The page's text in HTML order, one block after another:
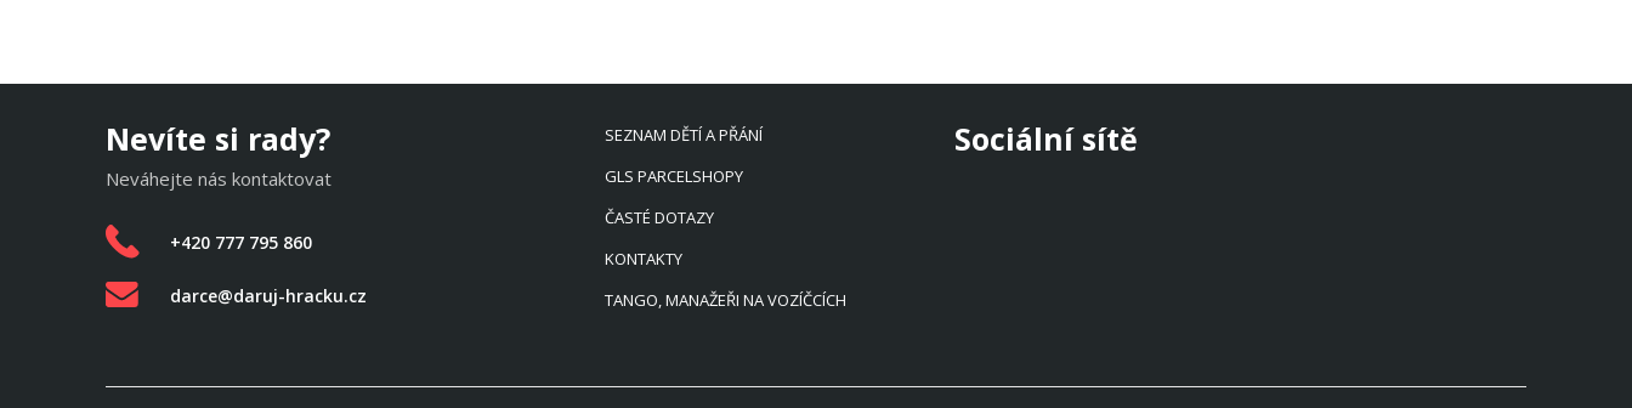
Nevíte si rady?
Neváhejte nás kontaktovat
+420 777 795 860
darce@daruj-hracku.cz
SEZNAM DĚTÍ A PŘÁNÍ
GLS PARCELSHOPY
ČASTÉ DOTAZY
KONTAKTY
TANGO, MANAŽEŘI NA VOZÍČCÍCH
Sociální sítě